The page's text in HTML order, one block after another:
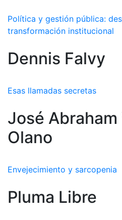
Política y gestión pública:
transformación institucional
Dennis Falvy
Esas llamadas secretas
José
Olano
Envejecimiento y sarcopenia
Pluma Libre